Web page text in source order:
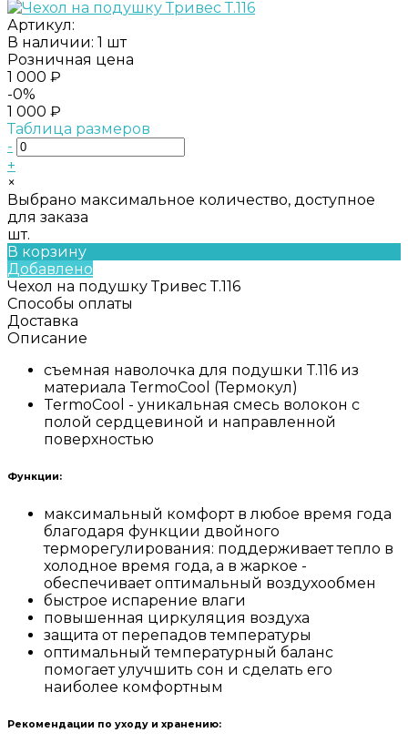
Артикул:
В наличии: 1 шт
Розничная цена
1 000 ₽
-0%
1 000 ₽
Таблица размеров
-
+
×
Выбрано максимальное количество, доступное
для заказа
шт.
В корзину
Добавлено
Чехол на подушку Тривес Т.116
Способы оплаты
Доставка
Описание
съемная наволочка для подушки Т.116 из
материала TermoCool (Термокул)
TermoCool - уникальная смесь волокон с
полой сердцевиной и направленной
поверхностью
Функции:
максимальный комфорт в любое время года
благодаря функции двойного
терморегулирования: поддерживает тепло в
холодное время года, а в жаркое -
обеспечивает оптимальный воздухообмен
быстрое испарение влаги
повышенная циркуляция воздуха
защита от перепадов температуры
оптимальный температурный баланс
помогает улучшить сон и сделать его
наиболее комфортным
Рекомендации по уходу и хранению: